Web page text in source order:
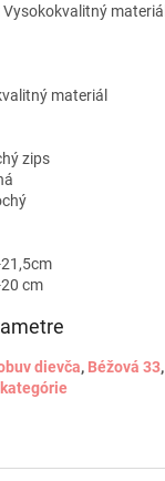
Vysokokvalitný materiál
materiál
zips
cm
dievča, Béžová 33,